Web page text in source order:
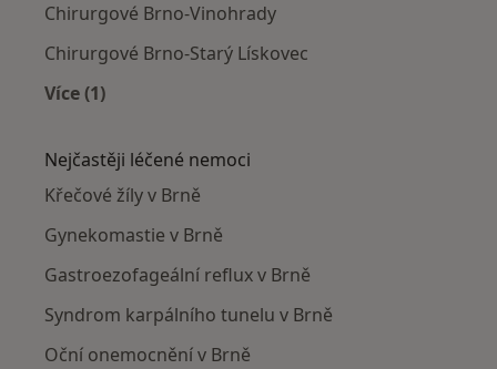
Chirurgové Brno-Vinohrady
Chirurgové Brno-Starý Lískovec
Více (1)
Nejčastěji léčené nemoci
Křečové žíly v Brně
Gynekomastie v Brně
Gastroezofageální reflux v Brně
Syndrom karpálního tunelu v Brně
Oční onemocnění v Brně